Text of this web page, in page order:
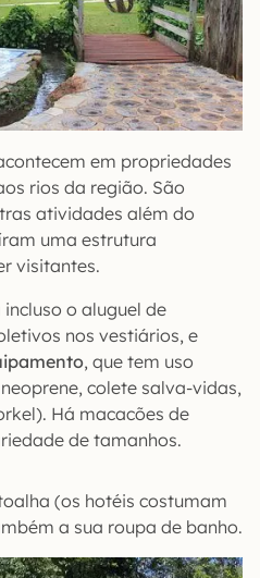
em propriedades
rios da região. São
atividades além do
uma estrutura
visitantes.
o aluguel de
nos vestiários, e
, que tem uso
colete salva-vidas,
Há macacões de
de tamanhos.
(os hotéis costumam
a sua roupa de banho.